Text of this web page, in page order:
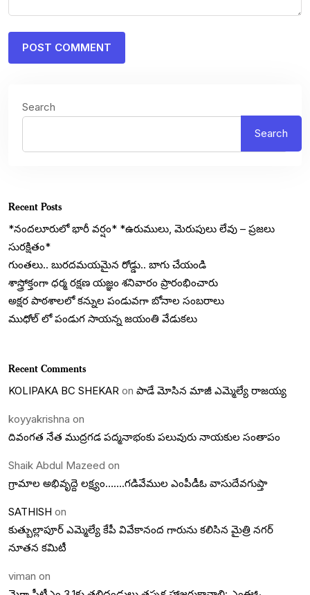
Search
Search
Recent Posts
*నందలూరులో భారీ వర్షం* *ఉరుములు, మెరుపులు లేవు – ప్రజలు
సురక్షితం*
గుంతలు.. బురదమయమైన రోడ్డు.. బాగు చేయండి
శాస్త్రోక్తంగా ధర్మ రక్షణ యజ్ఞం శనివారం ప్రారంభించారు
అక్షర పాఠశాలలో కన్నుల పండువగా బోనాల సంబరాలు
ముధోల్ లో పండుగ సాయన్న జయంతి వేడుకలు
Recent Comments
KOLIPAKA BC SHEKAR on పాడే మోసిన మాజీ ఎమ్మెల్యే రాజయ్య
koyyakrishna on
దివంగత నేత ముద్రగడ పద్మనాభంకు పలువురు నాయకుల సంతాపం
Shaik Abdul Mazeed on
గ్రామాల అభివృద్దె లక్ష్యం…….గడివేముల ఎంపీడీఓ వాసుదేవగుప్తా
SATHISH on
కుత్బుల్లాపూర్ ఎమ్మెల్యే కేపీ వివేకానంద గారును కలిసిన మైత్రి నగర్
నూతన కమిటీ
viman on